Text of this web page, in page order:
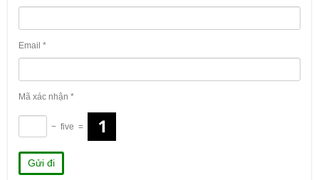
Email *
Mã xác nhận *
− five =